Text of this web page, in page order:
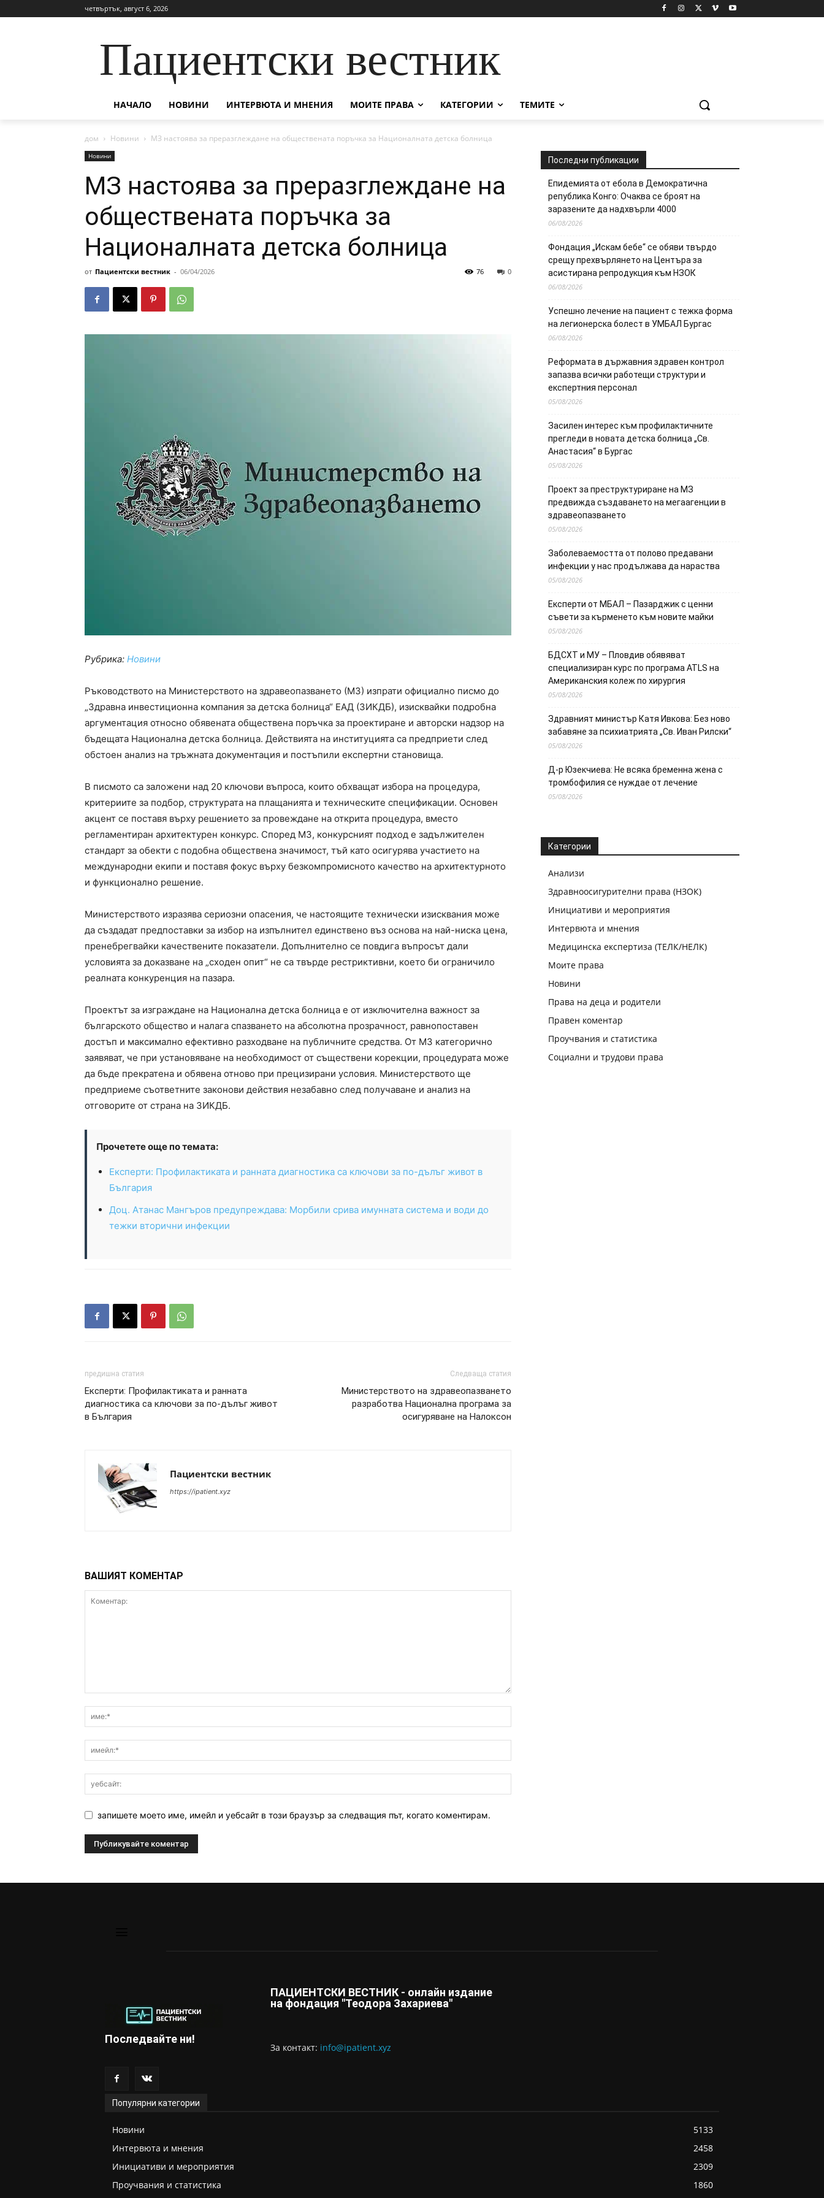
четвъртък, август 6, 2026
Пациентски вестник
НАЧАЛО НОВИНИ ИНТЕРВЮТА И МНЕНИЯ МОИТЕ ПРАВА КАТЕГОРИИ ТЕМИТЕ
дом Новини МЗ настоява за преразглеждане на обществената поръчка за Националната детска болница
Новини
МЗ настоява за преразглеждане на
обществената поръчка за
Националната детска болница
от Пациентски вестник - 06/04/2026 0
76
Рубрика: Новини
Ръководството на Министерството на здравеопазването (МЗ) изпрати официално писмо до
„Здравна инвестиционна компания за детска болница“ ЕАД (ЗИКДБ), изисквайки подробна
аргументация относно обявената обществена поръчка за проектиране и авторски надзор на
бъдещата Национална детска болница. Действията на институцията са предприети след
обстоен анализ на тръжната документация и постъпили експертни становища.
В писмото са заложени над 20 ключови въпроса, които обхващат избора на процедура,
критериите за подбор, структурата на плащанията и техническите спецификации. Основен
акцент се поставя върху решението за провеждане на открита процедура, вместо
регламентиран архитектурен конкурс. Според МЗ, конкурсният подход е задължителен
стандарт за обекти с подобна обществена значимост, тъй като осигурява участието на
международни екипи и поставя фокус върху безкомпромисното качество на архитектурното
и функционално решение.
Министерството изразява сериозни опасения, че настоящите технически изисквания може
да създадат предпоставки за избор на изпълнител единствено въз основа на най-ниска цена,
пренебрегвайки качествените показатели. Допълнително се повдига въпросът дали
условията за доказване на „сходен опит“ не са твърде рестриктивни, което би ограничило
реалната конкуренция на пазара.
Проектът за изграждане на Национална детска болница е от изключителна важност за
българското общество и налага спазването на абсолютна прозрачност, равнопоставен
достъп и максимално ефективно разходване на публичните средства. От МЗ категорично
заявяват, че при установяване на необходимост от съществени корекции, процедурата може
да бъде прекратена и обявена отново при прецизирани условия. Министерството ще
предприеме съответните законови действия незабавно след получаване и анализ на
отговорите от страна на ЗИКДБ.
Прочетете още по темата:
Експерти: Профилактиката и ранната диагностика са ключови за по-дълъг живот в
България
Доц. Атанас Мангъров предупреждава: Морбили срива имунната система и води до
тежки вторични инфекции
предишна статия
Експерти: Профилактиката и ранната
диагностика са ключови за по-дълъг живот
в България
Следваща статия
Министерството на здравеопазването
разработва Национална програма за
осигуряване на Налоксон
Пациентски вестник
https://ipatient.xyz
ВАШИЯТ КОМЕНТАР
запишете моето име, имейл и уебсайт в този браузър за следващия път, когато коментирам.
Последни публикации
Епидемията от ебола в Демократична
република Конго: Очаква се броят на
заразените да надхвърли 4000
06/08/2026
Фондация „Искам бебе“ се обяви твърдо
срещу прехвърлянето на Центъра за
асистирана репродукция към НЗОК
06/08/2026
Успешно лечение на пациент с тежка форма
на легионерска болест в УМБАЛ Бургас
06/08/2026
Реформата в държавния здравен контрол
запазва всички работещи структури и
експертния персонал
05/08/2026
Засилен интерес към профилактичните
прегледи в новата детска болница „Св.
Анастасия“ в Бургас
05/08/2026
Проект за преструктуриране на МЗ
предвижда създаването на мегаагенции в
здравеопазването
05/08/2026
Заболеваемостта от полово предавани
инфекции у нас продължава да нараства
05/08/2026
Експерти от МБАЛ – Пазарджик с ценни
съвети за кърменето към новите майки
05/08/2026
БДСХТ и МУ – Пловдив обявяват
специализиран курс по програма ATLS на
Американския колеж по хирургия
05/08/2026
Здравният министър Катя Ивкова: Без ново
забавяне за психиатрията „Св. Иван Рилски“
05/08/2026
Д-р Юзекчиева: Не всяка бременна жена с
тромбофилия се нуждае от лечение
05/08/2026
Категории
Анализи
Здравноосигурителни права (НЗОК)
Инициативи и мероприятия
Интервюта и мнения
Медицинска експертиза (ТЕЛК/НЕЛК)
Моите права
Новини
Права на деца и родители
Правен коментар
Проучвания и статистика
Социални и трудови права
Последвайте ни!
ПАЦИЕНТСКИ ВЕСТНИК - онлайн издание
на фондация "Теодора Захариева"
За контaкт: info@ipatient.xyz
Популярни категории
Новини
5133
Интервюта и мнения
2458
Инициативи и мероприятия
2309
Проучвания и статистика
1860